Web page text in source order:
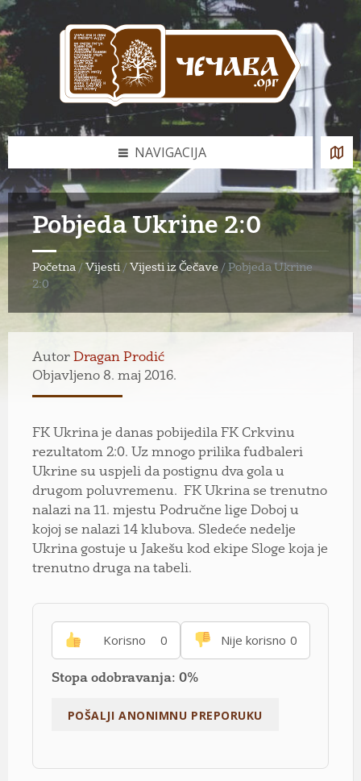
Skip
to
content
Skip
to
left
sidebar
Skip
to
footer
NAVIGACIJA
Pobjeda Ukrine 2:0
Početna / Vijesti / Vijesti iz Čečave / Pobjeda Ukrine
2:0
Autor Dragan Prodić
Objavljeno 8. maj 2016.
FK Ukrina je danas pobijedila FK Crkvinu
rezultatom 2:0. Uz mnogo prilika fudbaleri
Ukrine su uspjeli da postignu dva gola u
drugom poluvremenu. FK Ukrina se trenutno
nalazi na 11. mjestu Područne lige Doboj u
kojoj se nalazi 14 klubova. Sledeće nedelje
Ukrina gostuje u Jakešu kod ekipe Sloge koja je
trenutno druga na tabeli.
Korisno 0 Nije korisno 0
Stopa odobravanja: 0%